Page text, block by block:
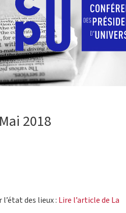
2018
des lieux : Lire l’article de La